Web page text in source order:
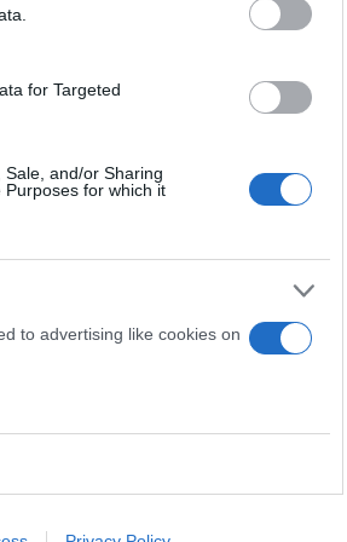
for Targeted
and/or Sharing
for which it
to advertising like cookies on
εργαλεία και πλατφόρμες.
σε μια ολόκληρη επιφάνεια να
Effects, Firefly και Illustrator.
τεχνολογία προσφέρει
να δημιουργηθούν και έπιπλα